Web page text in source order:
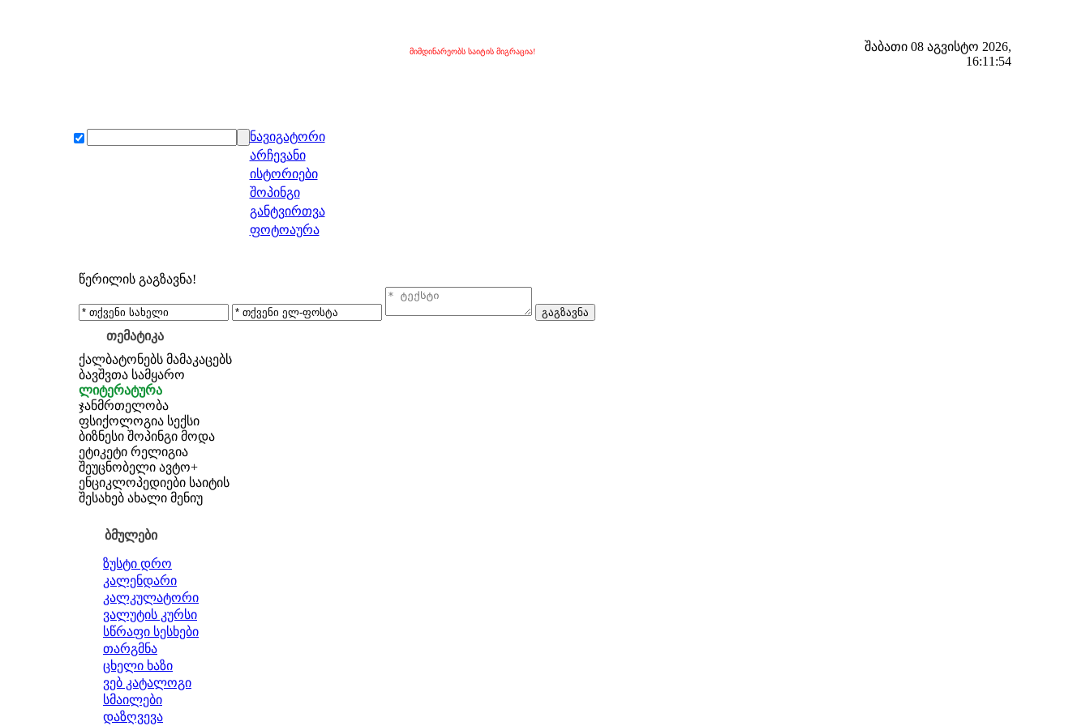
მიმდინარეობს საიტის მიგრაცია!
შაბათი 08 აგვისტო 2026,
16:11:55
ნავიგატორი
არჩევანი
ისტორიები
შოპინგი
განტვირთვა
ფოტოაურა
წერილის გაგზავნა!
თემატიკა
ქალბატონებს მამაკაცებს
ბავშვთა სამყარო
ლიტერატურა
ჯანმრთელობა
ფსიქოლოგია სექსი
ბიზნესი შოპინგი მოდა
ეტიკეტი რელიგია
შეუცნობელი ავტო+
ენციკლოპედიები საიტის
შესახებ ახალი მენიუ
ბმულები
ზუსტი დრო
კალენდარი
კალკულატორი
ვალუტის კურსი
სწრაფი სესხები
თარგმნა
ცხელი ხაზი
ვებ კატალოგი
სმაილები
დაზღვევა